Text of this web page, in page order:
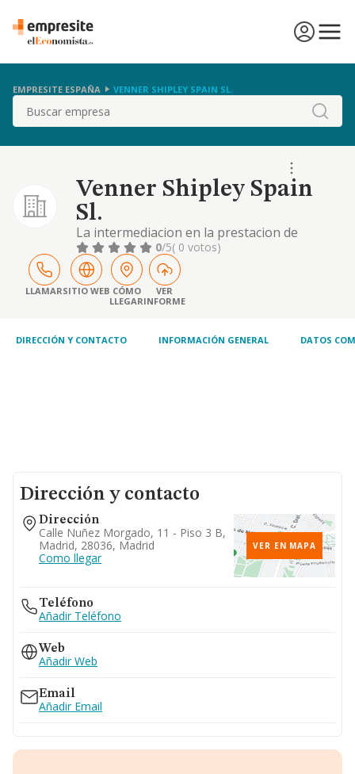
EMPRESITE ESPAÑA VENNER SHIPLEY SPAIN SL.
Buscar
Venner Shipley Spain
Sl.
La intermediacion en la prestacion de
servicios profesionales relativos a la
propiedad industrial e intelectual. en
particular: la proteccion de derechos,
diseños, marcas, patentes y dominios etc
0/5( 0 votos)
LLAMARSITIO WEB CÓMO
LLEGAR
VER
INFORME
DIRECCIÓN Y CONTACTO INFORMACIÓN GENERAL DATOS
Dirección y contacto
Dirección
Calle Nuñez Morgado, 11 - Piso 3 B,
Madrid, 28036, Madrid
Como llegar
VER EN MAPA
Teléfono
Añadir Teléfono
Web
Añadir Web
Email
Añadir Email